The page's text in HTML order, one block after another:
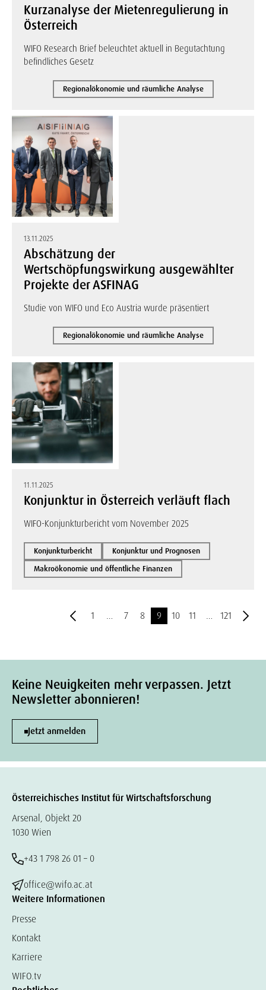
Kurzanalyse der Mietenregulierung in
Österreich
WIFO Research Brief beleuchtet aktuell in Begutachtung
befindliches Gesetz
Regionalökonomie und räumliche Analyse
13.11.2025
Abschätzung der
Wertschöpfungswirkung ausgewählter
Projekte der ASFINAG
Studie von WIFO und Eco Austria wurde präsentiert
Regionalökonomie und räumliche Analyse
11.11.2025
Konjunktur in Österreich verläuft flach
WIFO-Konjunkturbericht vom November 2025
Konjunkturbericht
Konjunktur und Prognosen
Makroökonomie und öffentliche Finanzen
1 … 7 8 9 10 11 … 121
Keine Neuigkeiten mehr verpassen. Jetzt
Newsletter abonnieren!
Jetzt anmelden
Österreichisches Institut für Wirtschaftsforschung
Arsenal, Objekt 20
1030 Wien
+43 1 798 26 01 – 0
office@wifo.ac.at
Weitere Informationen
Presse
Kontakt
Karriere
WIFO.tv